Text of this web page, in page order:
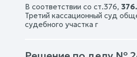
В соответствии со ст.376,
Третий кассационный суд
судебного участка г